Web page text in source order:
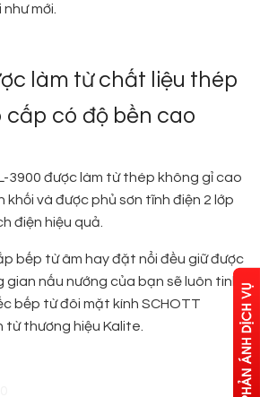
mới.
làm từ chất liệu thép
cấp có độ bền cao
3900 được làm từ thép không gỉ cao
và được phủ sơn tĩnh điện 2 lớp
điện hiệu quả.
bếp từ âm hay đặt nổi đều giữ được
gian nấu nướng của bạn sẽ luôn tinh
bếp từ đôi mặt kính SCHOTT
từ thương hiệu Kalite.